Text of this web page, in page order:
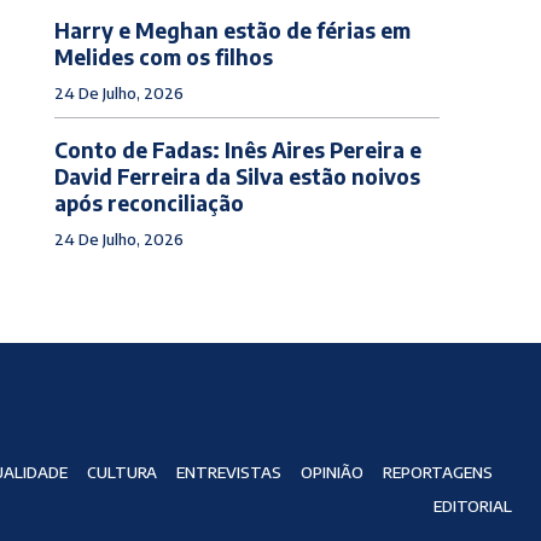
Harry e Meghan estão de férias em
Melides com os filhos
24 De Julho, 2026
Conto de Fadas: Inês Aires Pereira e
David Ferreira da Silva estão noivos
após reconciliação
24 De Julho, 2026
CULTURA ENTREVISTAS OPINIÃO
REPORTAGENS
EDITORIAL